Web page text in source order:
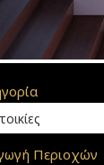
Περιοχών